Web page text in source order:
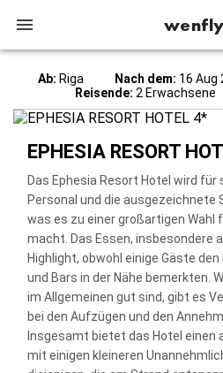
wenfly
Ab: Riga Nach dem: 16 Aug
Reisende: 2 Erwachsene
EPHESIA RESORT
Das Ephesia Resort Hotel wird für
Personal und die
was es zu einer großartigen Wahl
macht. Das Essen, insbesondere
Highlight, obwohl einige Gäste
und Bars in der Nähe bemerkten.
im Allgemeinen gut sind, gibt es
bei den Aufzügen und den
Insgesamt bietet das Hotel einen
mit einigen kleineren